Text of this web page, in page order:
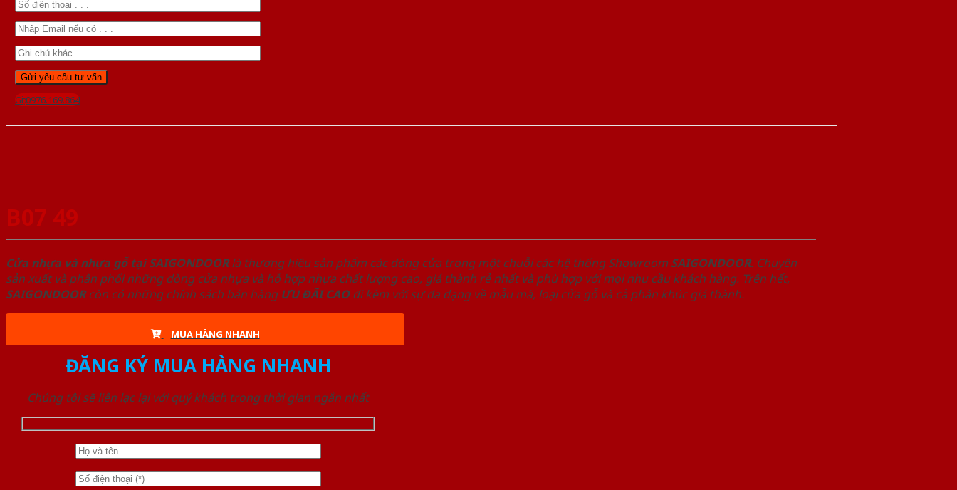
Gọi 0976.169.864
B07 49
Cửa nhựa và nhựa gỗ tại SAIGONDOORlà thương hiệu sản phẩm các dòng cửa trong một chuỗi các hệ thống Showroom SAIGONDOOR. Chuyên
sản xuất và phân phối những dòng cửa nhựa và hỗ hợp nhựa chất lượng cao, giá thành rẻ nhất và phù hợp với mọi nhu cầu khách hàng. Trên hết,
SAIGONDOORcòn có những chính sách bán hàng ƯU ĐÃI CAOđi kèm với sự đa dạng về mẫu mã, loại cửa gỗ và cả phân khúc giá thành.
MUA HÀNG NHANH
ĐĂNG KÝ MUA HÀNG NHANH
Chúng tôi sẽ liên lạc lại với quý khách trong thời gian ngắn nhất